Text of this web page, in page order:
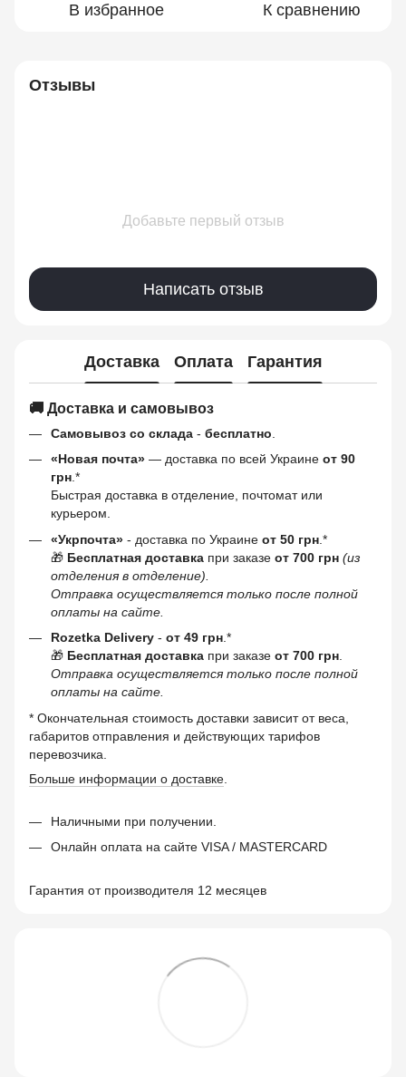
В избранное К сравнению
Отзывы
Добавьте первый отзыв
Написать отзыв
Доставка Оплата Гарантия
🚚 Доставка и самовывоз
Самовывоз со склада - бесплатно
«Новая почта» — доставка по всей Украине от 90
грн.*
Быстрая доставка в отделение, почтомат или
курьером.
«Укрпочта» - доставка по Украине от 50 грн .*
🎁 Бесплатная доставка при заказе от 700 грн (из
отделения в отделение).
Отправка осуществляется только после полной
оплаты на сайте.
Rozetka Delivery - от 49 грн .*
🎁 Бесплатная доставка при заказе от 700 грн
Отправка осуществляется только после полной
оплаты на сайте.
* Окончательная стоимость доставки зависит от веса,
габаритов отправления и действующих тарифов
перевозчика.
Больше информации о доставке
Наличными при получении.
Онлайн оплата на сайте VISA / MASTERCARD
Гарантия от производителя 12 месяцев